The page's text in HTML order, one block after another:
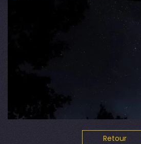
Retour